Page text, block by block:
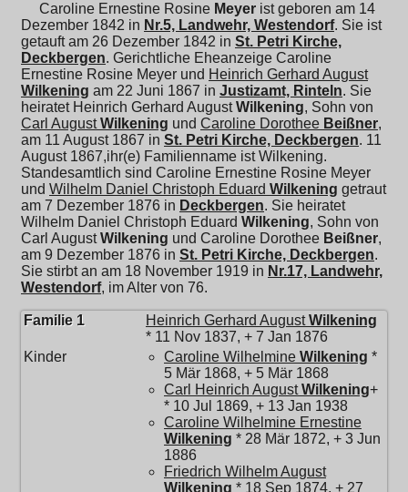
Caroline Ernestine Rosine Meyer ist geboren am 14
Dezember 1842 in Nr.5, Landwehr, Westendorf. Sie ist
getauft am 26 Dezember 1842 in St. Petri Kirche,
Deckbergen. Gerichtliche Eheanzeige Caroline
Ernestine Rosine Meyer und Heinrich Gerhard August
Wilkening am 22 Juni 1867 in Justizamt, Rinteln. Sie
heiratet Heinrich Gerhard August Wilkening, Sohn von
Carl August Wilkening und Caroline Dorothee Beißner,
am 11 August 1867 in St. Petri Kirche, Deckbergen. 11
August 1867,ihr(e) Familienname ist Wilkening.
Standesamtlich sind Caroline Ernestine Rosine Meyer
und Wilhelm Daniel Christoph Eduard Wilkening getraut
am 7 Dezember 1876 in Deckbergen. Sie heiratet
Wilhelm Daniel Christoph Eduard Wilkening, Sohn von
Carl August Wilkening und Caroline Dorothee Beißner,
am 9 Dezember 1876 in St. Petri Kirche, Deckbergen.
Sie stirbt an am 18 November 1919 in Nr.17, Landwehr,
Westendorf, im Alter von 76.
Familie 1 Heinrich Gerhard August Wilkening
* 11 Nov 1837, + 7 Jan 1876
Kinder
Caroline Wilhelmine Wilkening *
5 Mär 1868, + 5 Mär 1868
Carl Heinrich August Wilkening+
* 10 Jul 1869, + 13 Jan 1938
Caroline Wilhelmine Ernestine
Wilkening * 28 Mär 1872, + 3 Jun
1886
Friedrich Wilhelm August
Wilkening * 18 Sep 1874, + 27